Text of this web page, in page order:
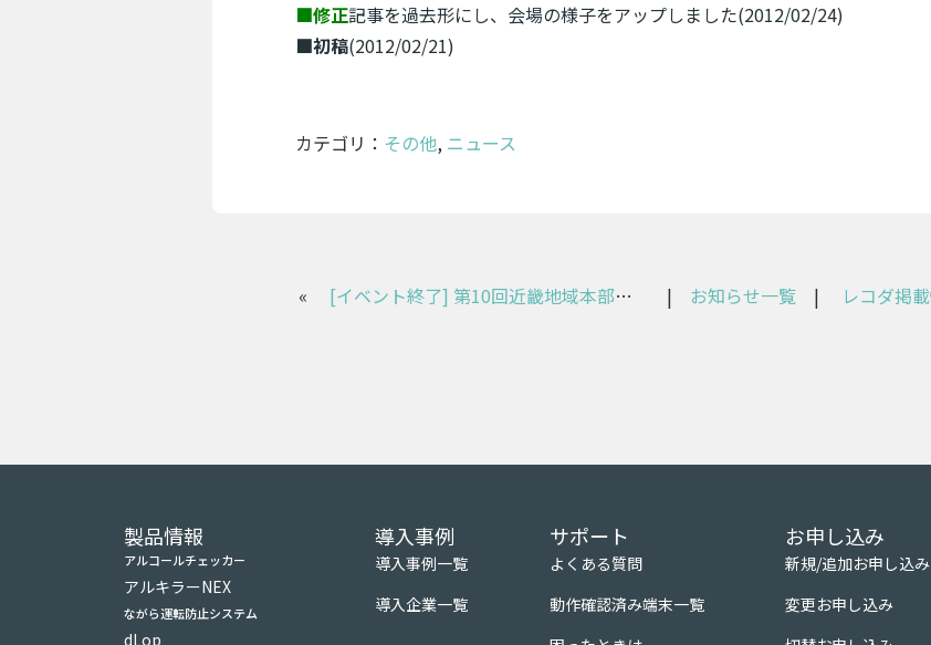
■修正記事を過去形にし、会場の様子をアップしました(2012/02/24)
■初稿(2012/02/21)
カテゴリ： その他, ニュース
« [イベント終了] 第10回近畿地域本部あんしん大会 物流マーケットに出展しました | お知らせ一覧 |
製品情報
アルコールチェッカー
アルキラーNEX
ながら運転防止システム
dLop
導入事例
導入事例一覧
導入企業一覧
サポート
よくある質問
動作確認済み端末一覧
お申し込み
新規/追加お申し込み
変更お申し込み